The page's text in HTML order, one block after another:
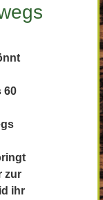
60
zur
ihr